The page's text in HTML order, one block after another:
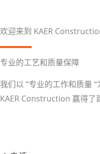
欢迎来到 KAER
专业的工艺和质量保障
我们以 “专业的工作和质量
KAER Construction 赢得了